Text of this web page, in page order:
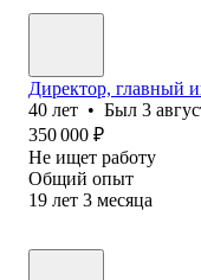
Директор, главный
40 лет • Был 3
350 000 ₽
Не ищет работу
Общий опыт
19 лет 3 месяца